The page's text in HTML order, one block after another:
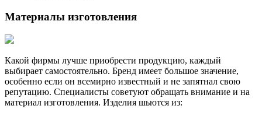
Материалы изготовления
Какой фирмы лучше приобрести продукцию, каждый
выбирает самостоятельно. Бренд имеет большое значение,
особенно если он всемирно известный и не запятнал свою
репутацию. Специалисты советуют обращать внимание и на
материал изготовления. Изделия шьются из: